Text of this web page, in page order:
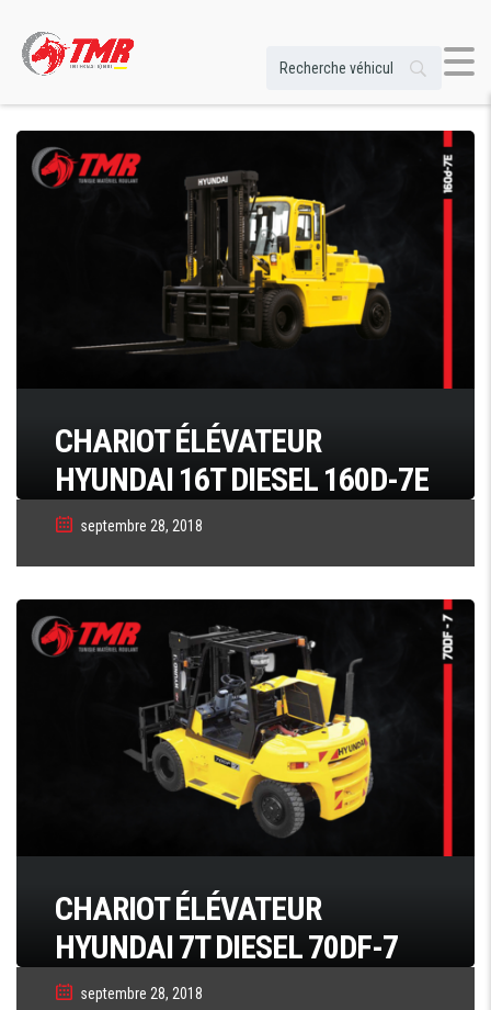
CHARIOT ÉLÉVATEUR
HYUNDAI 16T DIESEL 160D-7E
septembre 28, 2018
CHARIOT ÉLÉVATEUR
HYUNDAI 7T DIESEL 70DF-7
septembre 28, 2018